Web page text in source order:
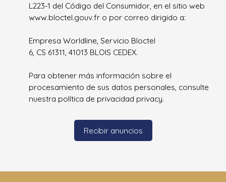
L223-1 del Código del Consumidor, en el sitio web
www.bloctel.gouv.fr o por correo dirigido a:
Empresa Worldline, Servicio Bloctel
6, CS 61311, 41013 BLOIS CEDEX.
Para obtener más información sobre el
procesamiento de sus datos personales, consulte
nuestra política de privacidad privacy.
Recibir anuncios